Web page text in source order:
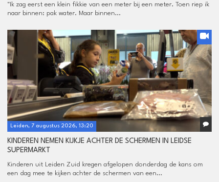
"Ik zag eerst een klein fikkie van een meter bij een meter. Toen riep ik
naar binnen: pak water. Maar binnen...
Leiden, 7 augustus 2026, 13:20
KINDEREN NEMEN KIJKJE ACHTER DE SCHERMEN IN LEIDSE
SUPERMARKT
Kinderen uit Leiden Zuid kregen afgelopen donderdag de kans om
een dag mee te kijken achter de schermen van een...